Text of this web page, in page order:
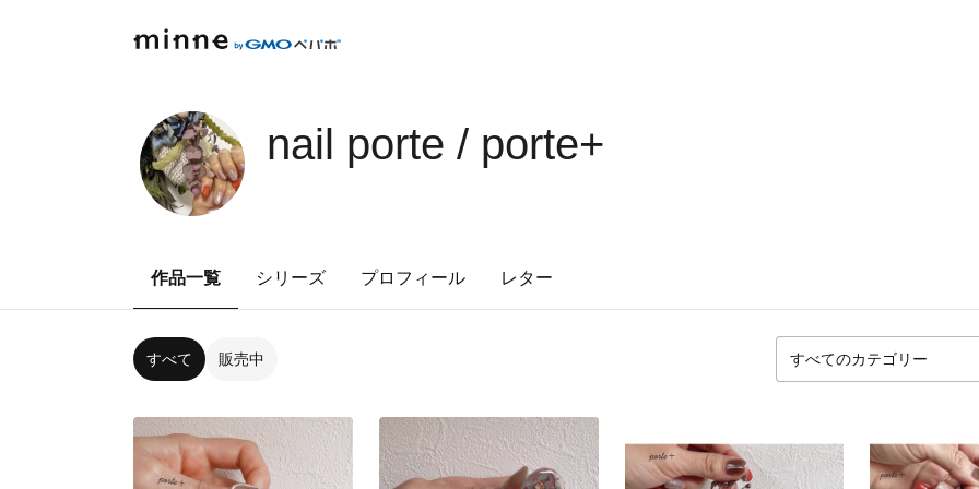
nail porte / porte+
作品一覧 シリーズ プロフィール レター
すべて 販売中